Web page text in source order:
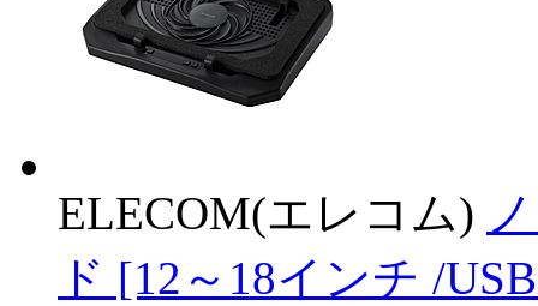
ELECOM(エレコム)
ド [12～18インチ /